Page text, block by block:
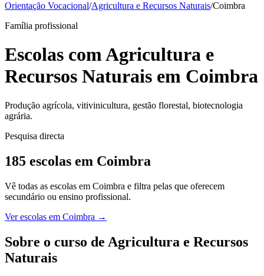
Orientação Vocacional/Agricultura e Recursos Naturais/Coimbra
Família profissional
Escolas com Agricultura e
Recursos Naturais em Coimbra
Produção agrícola, vitivinicultura, gestão florestal, biotecnologia
agrária.
Pesquisa directa
185 escolas em Coimbra
Vê todas as escolas em Coimbra e filtra pelas que oferecem
secundário ou ensino profissional.
Ver escolas em Coimbra →
Sobre o curso de Agricultura e Recursos
Naturais